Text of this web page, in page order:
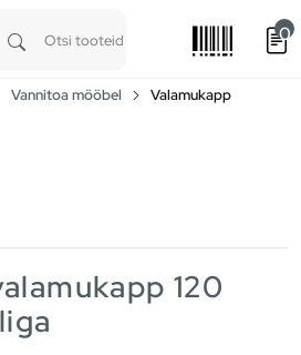
0
Vannitoa mööbel Valamukapp
120